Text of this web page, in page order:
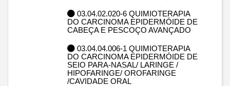
03.04.02.020-6 QUIMIOTERAPIA
DO CARCINOMA EPIDERMÓIDE DE
CABEÇA E PESCOÇO AVANÇADO
03.04.04.006-1 QUIMIOTERAPIA
DO CARCINOMA EPIDERMÓIDE DE
SEIO PARA-NASAL/ LARINGE /
HIPOFARINGE/ OROFARINGE
/CAVIDADE ORAL